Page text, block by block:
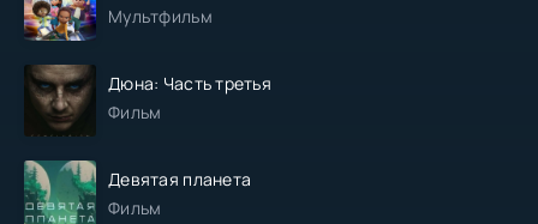
Мультфильм
Дюна: Часть третья
Фильм
Девятая планета
Фильм